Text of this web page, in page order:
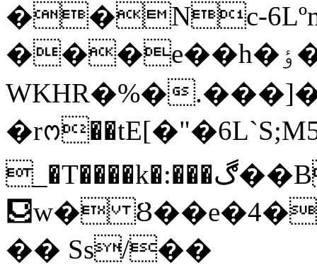
��Nc-
���e��h�ٶ�� m�/�7軯
WKHR�%�
_�T����k�:���ڰ��B�݃z�4�:�l�\�T���U�k���[���f%�:y��=lV��ƫ�q%�
⛾w�
�� Ss/��